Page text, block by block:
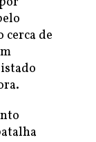
cerca de